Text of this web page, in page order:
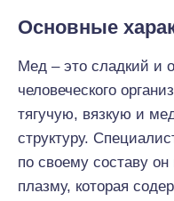
Основные
Мед – это сладкий и
человеческого
тягучую, вязкую и
структуру.
по своему составу
плазму, которая